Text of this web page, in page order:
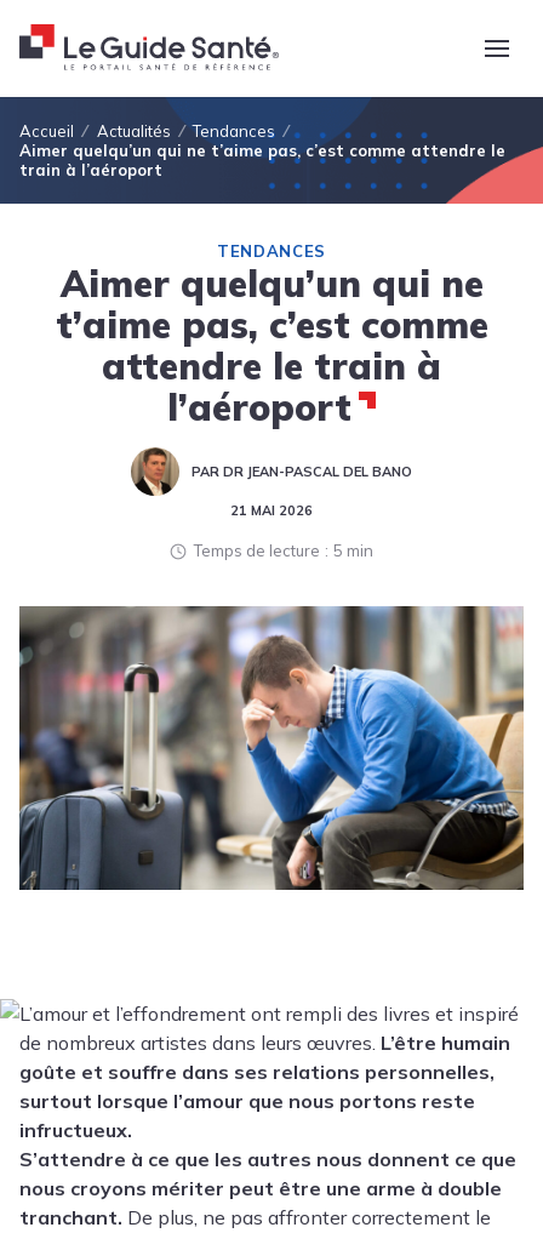
Fil d'Ariane
Accueil Actualités
Tendances
Aimer quelqu’un qui ne t’aime pas, c’est comme attendre le
train à l’aéroport
TENDANCES
Aimer quelqu’un qui ne
t’aime pas, c’est comme
attendre le train à
l’aéroport
PAR DR JEAN-PASCAL DEL BANO
21 MAI 2026
Temps de lecture 5 min
L’amour et l’effondrement ont rempli des livres et inspiré
de nombreux artistes dans leurs œuvres. L’être humain
goûte et souffre dans ses relations personnelles,
surtout lorsque l’amour que nous portons reste
infructueux.
S’attendre à ce que les autres nous donnent ce que
nous croyons mériter peut être une arme à double
tranchant. De plus, ne pas affronter correctement le